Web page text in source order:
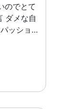
のでとて
ッション
と自分に
分の良い